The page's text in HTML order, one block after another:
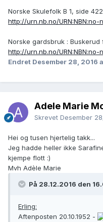
Norske Skulefolk B 1, side
http://urn.nb.no/URN:NBN:no-
Norske gardsbruk : Buskerud
http://urn.nb.no/URN:NBN:no-
Endret Desember 28, 2016
Adele Marie
Skrevet Desember
Hei og tusen hjertelig takk...
Jeg hadde heller ikke
kjempe flott :)
Mvh Adèle Marie
På 28.12.2016 den
Erling:
Aftenposten 20.10.1952 -